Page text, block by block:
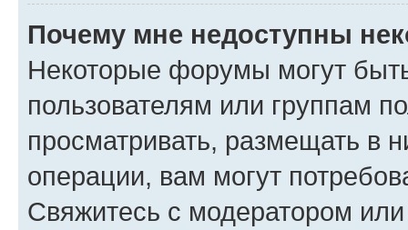
Почему мне недоступны
Некоторые форумы могут
пользователям или группам
просматривать, размещать в
операции, вам могут
Свяжитесь с модератором